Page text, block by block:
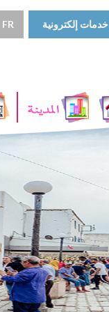
خدمات إلكترونية FR